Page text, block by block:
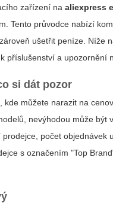
zařízení naaliexpress
Tento průvodce nabízí
ušetřit peníze.
příslušenství a upozornění
si dát pozor
kde můžete narazit na
nevýhodou může
počet
s označením "Top